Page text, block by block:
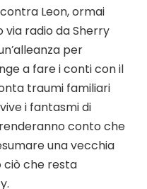
Leon, ormai
radio da Sherry
per
a fare i conti con il
traumi familiari
i fantasmi di
conto che
una vecchia
che resta